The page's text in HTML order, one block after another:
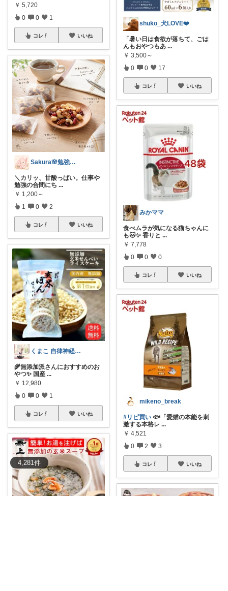
4,281件
￥ 5,720
0 0 1
コレ いいね
Sakura🌸勉強と暮らし愛用品
＼カリッ、甘酸っぱい。仕事や
勉強の合間にち ...
￥ 1,200～
1 0 2
コレ いいね
くまこ 自律神経を整える暮らし☘ ̖́-
🌾無添加派さんにおすすめのお
やつ✨ 国産 ...
￥ 12,980
0 0 1
コレ いいね
shuko_犬LOVE❤️
「暑い日は食欲が落ちて、ごは
んもおやつもあ ...
￥ 3,500～
0 0 17
コレ いいね
みかママ
食べムラが気になる猫ちゃんに
も🐱✨ 香りと ...
￥ 7,778
0 0 0
コレ いいね
mikeno_break
#リピ買い 🐟「愛猫の本能を刺
激する本格レ ...
￥ 4,521
0 2 3
コレ いいね